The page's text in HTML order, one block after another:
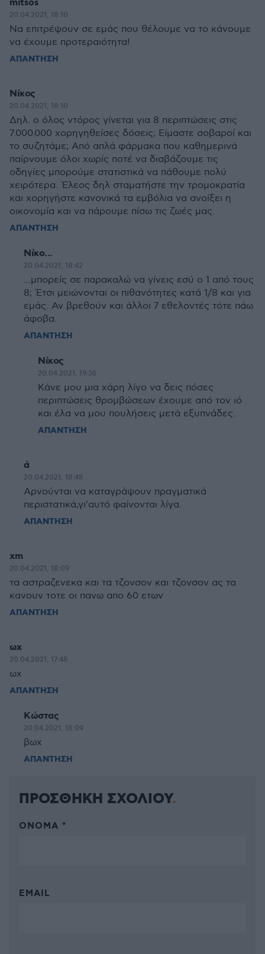
mitsos
20.04.2021, 18:10
Να επιτρέψουν σε εμάς που θέλουμε να το κάνουμε
να έχουμε προτεραιότητα!
ΑΠΑΝΤΗΣΗ
Νίκος
20.04.2021, 18:10
Δηλ. ο όλος ντόρος γίνεται για 8 περιπτώσεις στις
7.000.000 χορηγηθείσες δόσεις; Είμαστε σοβαροί και
το συζητάμε; Από απλά φάρμακα που καθημερινά
παίρνουμε όλοι χωρίς ποτέ να διαβάζουμε τις
οδηγίες μπορούμε στατιστικά να πάθουμε πολύ
χειρότερα. Έλεος δηλ σταματήστε την τρομοκρατία
και χορηγήστε κανονικά τα εμβόλια να ανοίξει η
οικονομία και να πάρουμε πίσω τις ζωές μας.
ΑΠΑΝΤΗΣΗ
Νίκο...
20.04.2021, 18:42
...μπορείς σε παρακαλώ να γίνεις εσύ ο 1 από τους
8; Έτσι μειώνονται οι πιθανότητες κατά 1/8 και για
εμάς. Αν βρεθούν και άλλοι 7 εθελοντές τότε πάω
άφοβα.
ΑΠΑΝΤΗΣΗ
Νίκος
20.04.2021, 19:36
Κάνε μου μια χάρη λίγο να δεις πόσες
περιπτώσεις θρομβώσεων έχουμε από τον ιό
και έλα να μου πουλήσεις μετά εξυπνάδες.
ΑΠΑΝΤΗΣΗ
ά
20.04.2021, 18:48
Αρνούνται να καταγράψουν πραγματικά
περιστατικά,γι'αυτό φαίνονται λίγα.
ΑΠΑΝΤΗΣΗ
xm
20.04.2021, 18:09
τα αστραζενεκα και τα τζονσον και τζονσον ας τα
κανουν τοτε οι πανω απο 60 ετων
ΑΠΑΝΤΗΣΗ
ωχ
20.04.2021, 17:48
ωχ
ΑΠΑΝΤΗΣΗ
Κώστας
20.04.2021, 18:09
βωχ
ΑΠΑΝΤΗΣΗ
ΠΡΟΣΘΗΚΗ ΣΧΟΛΙΟΥ
ΌΝΟΜΑ *
EMAIL